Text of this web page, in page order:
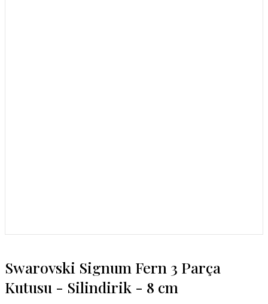
Swarovski Signum Fern 3 Parça
Kutusu - Silindirik - 8 cm